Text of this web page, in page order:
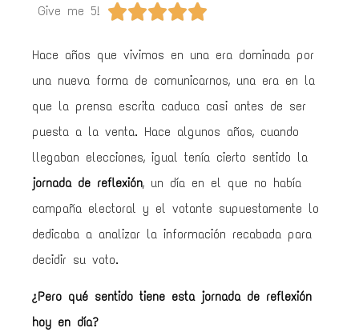
Give me 5! 
Hace años que vivimos en una era dominada por
una nueva forma de comunicarnos, una era en la
que la prensa escrita caduca casi antes de ser
puesta a la venta. Hace algunos años, cuando
llegaban elecciones, igual tenía cierto sentido la
jornada de reflexión, un día en el que no había
campaña electoral y el votante supuestamente lo
dedicaba a analizar la información recabada para
decidir su voto.
¿Pero qué sentido tiene esta jornada de reflexión
hoy en día?